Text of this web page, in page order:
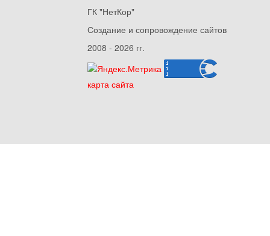
ГК "НетКор"
Создание и сопровождение сайтов
2008 - 2026 гг.
карта сайта